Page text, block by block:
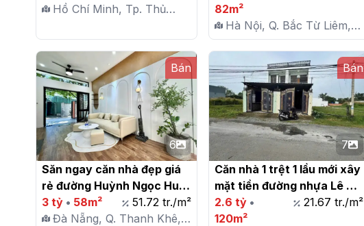
Hồ Chí Minh, Tp. Thủ
chung cư 6 tầng, giá 3.65
tỷ
82m²
Hà Nội, Q. Bắc Từ Liêm,
P. Tây Tựu
Bán
6
Săn ngay căn nhà đẹp giá
rẻ đường Huỳnh Ngọc Huệ,
Q.Thanh Khê, TP. Đà Nẵng
3 tỷ • 58m²
51.72 tr./m²
Đà Nẵng, Q. Thanh Khê,
Bán
7
Căn nhà 1 trệt 1 lầu mới xây
mặt tiền đường nhựa Lê
Văn Khuyên, Phường 5, Tp.
Tân An, Long An
2.6 tỷ•
120m²
21.67 tr./m²